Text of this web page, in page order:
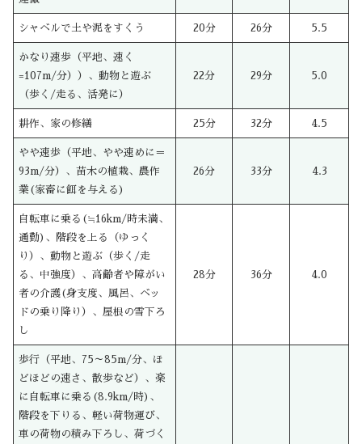
シャベルで土や泥をすくう 20分 26分 5.5
かなり速歩（平地、速く
=107m/分））、動物と遊ぶ
（歩く/走る、活発に）
22分 29分 5.0
耕作、家の修繕 25分 32分 4.5
やや速歩（平地、やや速めに＝
93m/分）、苗木の植栽、農作
業(家畜に餌を与える)
26分 33分 4.3
自転車に乗る(≒16km/時未満、
通勤)、階段を上る（ゆっく
り）、動物と遊ぶ（歩く/走
る、中強度）、高齢者や障がい
者の介護(身支度、風呂、ベッ
ドの乗り降り）、屋根の雪下ろ
し
28分 36分 4.0
歩行（平地、75～85m/分、ほ
どほどの速さ、散歩など）、楽
に自転車に乗る(8.9km/時)、
階段を下りる、軽い荷物運び、
車の荷物の積み下ろし、荷づく